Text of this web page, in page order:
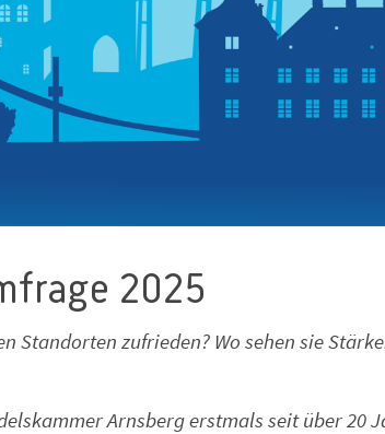
2025
Standorten zufrieden? Wo sehen sie
Arnsberg erstmals seit über 20